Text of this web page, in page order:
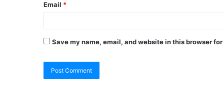
Email *
Save my name, email, and website in this browser